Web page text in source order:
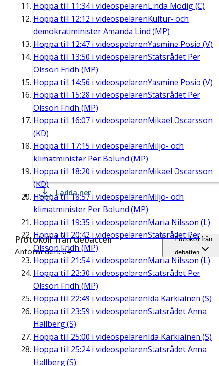
Hoppa till 11:34i videospelarenLinda Modig (C)
Hoppa till 12:12 i videospelarenKultur- och
demokratiminister Amanda Lind (MP)
Hoppa till 12:47 i videospelarenYasmine Posio (V)
Hoppa till 13:50 i videospelarenStatsrådet Per
Olsson Fridh (MP)
Hoppa till 14:56 i videospelarenYasmine Posio (V)
Hoppa till 15:28 i videospelarenStatsrådet Per
Olsson Fridh (MP)
Hoppa till 16:07 i videospelarenMikael Oscarsson
(KD)
Hoppa till 17:15 i videospelarenMiljö- och
klimatminister Per Bolund (MP)
Hoppa till 18:20 i videospelarenMikael Oscarsson
(KD)
Hoppa till18:57 i videospelarenMiljö- och
klimatminister Per Bolund (MP)
Hoppa till 19:35 i videospelarenMaria Nilsson (L)
Hoppa till 20:42 i videospelarenStatsrådet Per
Olsson Fridh (MP)
Hoppa till 21:54i videospelarenMaria Nilsson (L)
Hoppa till 22:30 i videospelarenStatsrådet Per
Olsson Fridh (MP)
Hoppa till 22:49 i videospelarenIda Karkiainen (S)
Hoppa till 23:59 i videospelarenStatsrådet Anna
Hallberg (S)
Hoppa till 25:00 i videospelarenIda Karkiainen (S)
Hoppa till 25:24i videospelarenStatsrådet Anna
Hallberg (S)
Ladda ner
Protokoll från debatten
Anföranden: 84
Protokoll från
debatten